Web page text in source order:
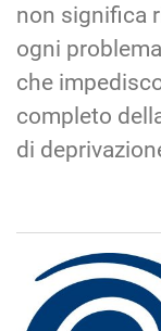
non significa
ogni
che
completo
di